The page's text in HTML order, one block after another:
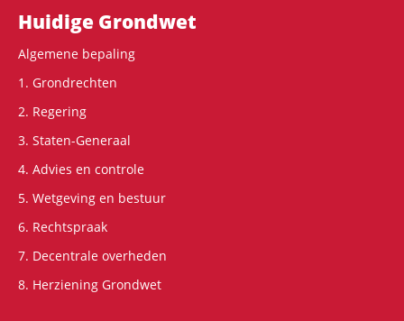
Hoofdnavigatie
Huidige Grondwet
Algemene bepaling
1. Grondrechten
2. Regering
3. Staten-Generaal
4. Advies en controle
5. Wetgeving en bestuur
6. Rechtspraak
7. Decentrale overheden
8. Herziening Grondwet